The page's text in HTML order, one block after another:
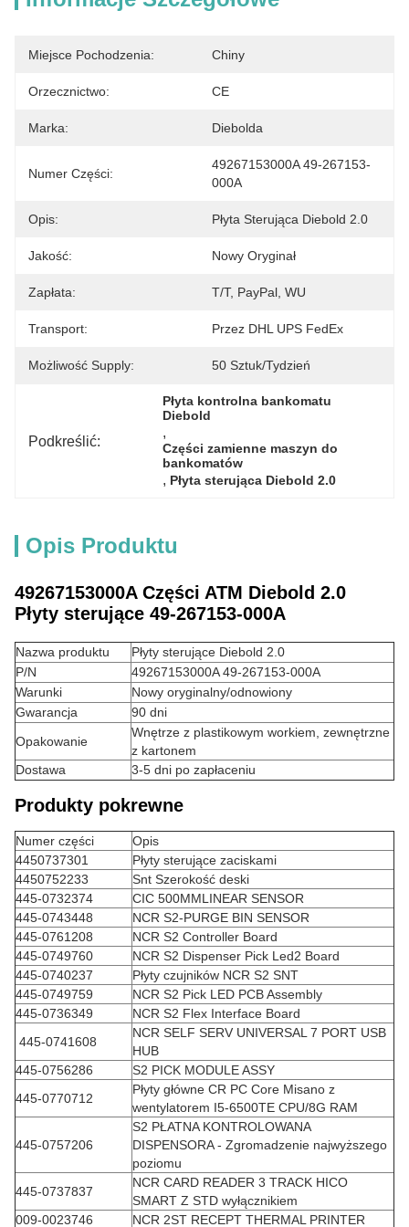
Miejsce Pochodzenia: Chiny
Orzecznictwo: CE
Marka: Diebolda
Numer Części:
49267153000A 49-267153-
000A
Opis: Płyta Sterująca Diebold 2.0
Jakość: Nowy Oryginał
Zapłata: T/T, PayPal, WU
Transport: Przez DHL UPS FedEx
Możliwość Supply: 50 Sztuk/tydzień
Podkreślić:
Płyta kontrolna bankomatu
Diebold
,
Części zamienne maszyn do
bankomatów
, Płyta sterująca Diebold 2.0
Opis Produktu
49267153000A Części ATM Diebold 2.0
Płyty sterujące 49-267153-000A
Nazwa produktu
Płyty sterujące Diebold 2.0
P/N
49267153000A 49-267153-000A
Warunki
Nowy oryginalny/odnowiony
Gwarancja
90 dni
Opakowanie
Wnętrze z plastikowym workiem, zewnętrzne
z kartonem
Dostawa
3-5 dni po zapłaceniu
Produkty pokrewne
Numer części
Opis
4450737301
Płyty sterujące zaciskami
4450752233
Snt Szerokość deski
445-0732374
CIC 500MMLINEAR SENSOR
445-0743448
NCR S2-PURGE BIN SENSOR
445-0761208
NCR S2 Controller Board
445-0749760
NCR S2 Dispenser Pick Led2 Board
445-0740237
Płyty czujników NCR S2 SNT
445-0749759
NCR S2 Pick LED PCB Assembly
445-0736349
NCR S2 Flex Interface Board
445-0741608
NCR SELF SERV UNIVERSAL 7 PORT USB
HUB
445-0756286
S2 PICK MODULE ASSY
445-0770712
Płyty główne CR PC Core Misano z
wentylatorem I5-6500TE CPU/8G RAM
445-0757206
S2 PŁATNA KONTROLOWANA
DISPENSORA - Zgromadzenie najwyższego
poziomu
445-0737837
NCR CARD READER 3 TRACK HICO
SMART Z STD wyłącznikiem
009-0023746
NCR 2ST RECEPT THERMAL PRINTER